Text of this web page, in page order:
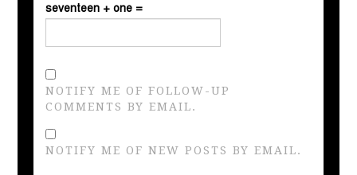
seventeen + one =
NOTIFY ME OF FOLLOW-UP
COMMENTS BY EMAIL.
NOTIFY ME OF NEW POSTS BY EMAIL.